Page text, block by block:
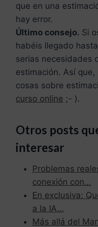
que en una
hay error.
Último consejo. Si
habéis llegado
serias necesidades
estimación. Así
cosas sobre
curso online ;- ).
Otros posts
interesar
Problemas
conexión con…
En exclusiva:
a la IA…
Más allá del